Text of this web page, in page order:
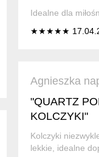
Idealne dla
★★★★★
Agnieszka
"QUARTZ
KOLCZYKI"
Kolczyki
lekkie, idealne